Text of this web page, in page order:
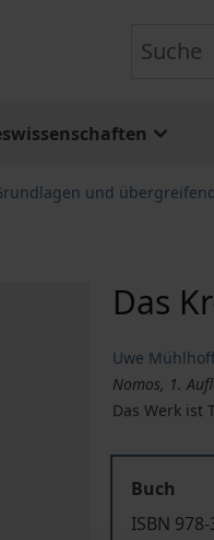
und
Das
Uwe
Nomos, 1.
Das Werk ist
Buch
ISBN